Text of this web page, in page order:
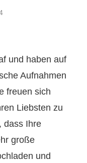
und haben auf
Aufnahmen
freuen sich
Liebsten zu
dass Ihre
große
und